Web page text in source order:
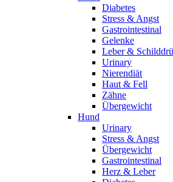
Diabetes
Stress & Angst
Gastrointestinal
Gelenke
Leber &
Urinary
Nierendiät
Haut & Fell
Zähne
Übergewicht
Hund
Urinary
Stress & Angst
Übergewicht
Gastrointestinal
Herz & Leber